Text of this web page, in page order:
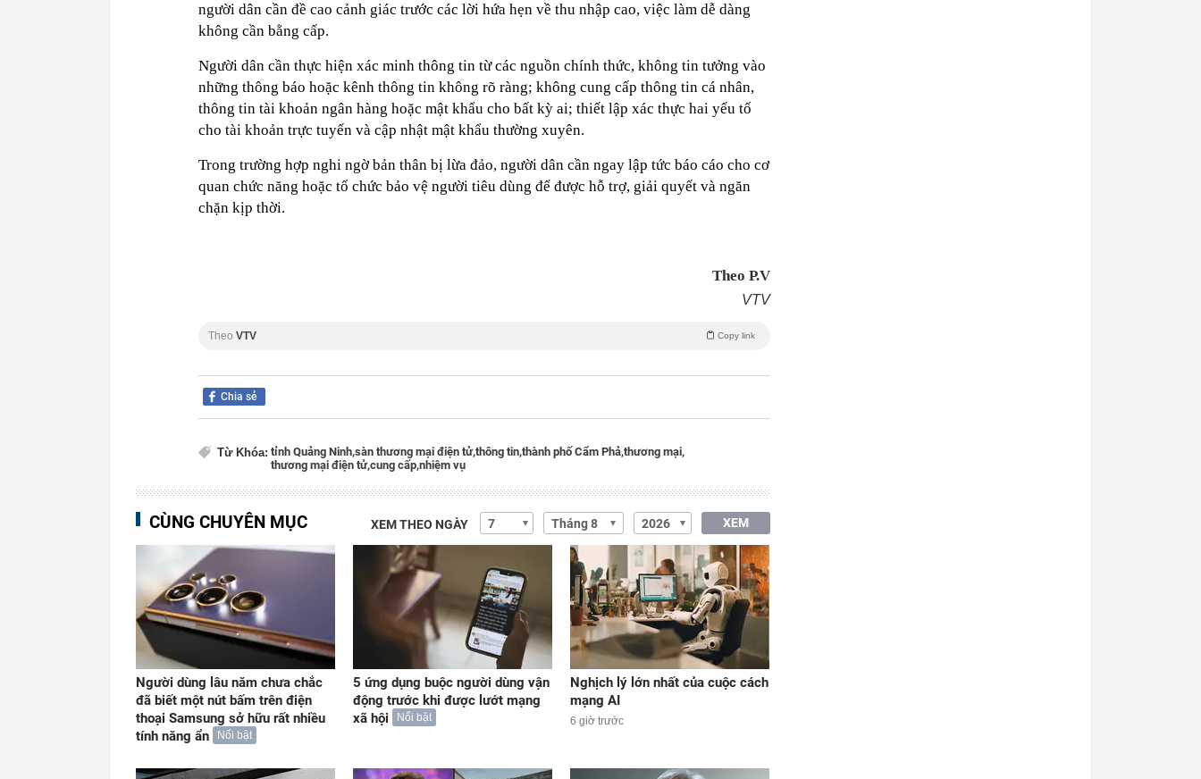
người dân cần đề cao cảnh giác trước các lời hứa hẹn về thu nhập cao, việc làm dễ dàng
không cần bằng cấp.
Người dân cần thực hiện xác minh thông tin từ các nguồn chính thức, không tin tưởng vào
những thông báo hoặc kênh thông tin không rõ ràng; không cung cấp thông tin cá nhân,
thông tin tài khoản ngân hàng hoặc mật khẩu cho bất kỳ ai; thiết lập xác thực hai yếu tố
cho tài khoản trực tuyến và cập nhật mật khẩu thường xuyên.
Trong trường hợp nghi ngờ bản thân bị lừa đảo, người dân cần ngay lập tức báo cáo cho cơ
quan chức năng hoặc tổ chức bảo vệ người tiêu dùng để được hỗ trợ, giải quyết và ngăn
chặn kịp thời.
Theo P.V
VTV
Theo VTV Copy link
Chia sẻ
Từ Khóa: tỉnh Quảng Ninh,sàn thương mại điện tử,thông tin,thành phố Cẩm Phả,thương mại,
thương mại điện tử,cung cấp,nhiệm vụ
CÙNG CHUYÊN MỤC XEM THEO NGÀY XEM
Người dùng lâu năm chưa chắc
đã biết một nút bấm trên điện
thoại Samsung sở hữu rất nhiều
tính năng ẩn
Nổi bật
5 ứng dụng buộc người dùng vận
động trước khi được lướt mạng
xã hội
Nổi bật
Nghịch lý lớn nhất của cuộc cách
mạng AI
6 giờ trước